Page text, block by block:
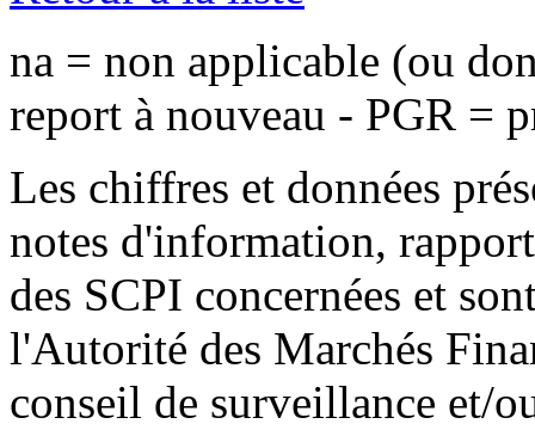
na = non applicable (ou
report à nouveau - PGR =
Les chiffres et données
notes d'information,
des SCPI concernées et
l'Autorité des Marchés
conseil de surveillance et/